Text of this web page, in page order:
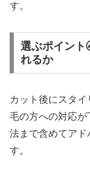
す。
選ぶポイント
れるか
カット後にスタ
毛の方への対応
法まで含めてアド
す。